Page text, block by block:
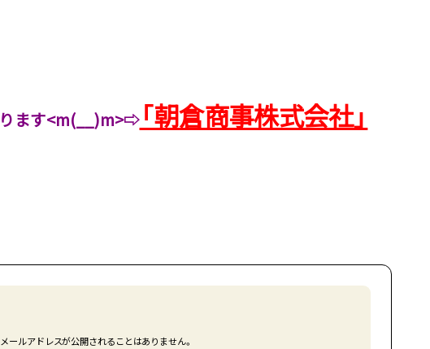
ます<m(__)m>⇨「朝倉商事株式会社」
ールアドレスが公開されることはありません。